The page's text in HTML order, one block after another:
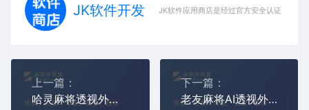
JK软件开发 JK软件应用商店是经过官方安全认证，保障
上一篇：
哈灵麻将透视外挂(哈灵麻将AI作弊辅助器)
下一篇：
老友麻将AI透视外挂(支持全部牌类游戏看牌辅助)